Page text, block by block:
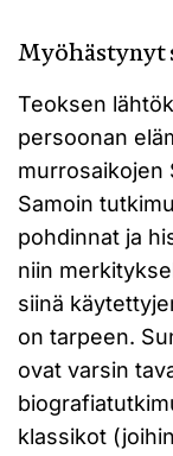
Myöhästynyt
Teoksen
persoonan
murrosaikojen
Samoin
pohdinnat ja
niin
siinä
on tarpeen.
ovat varsin
klassikot